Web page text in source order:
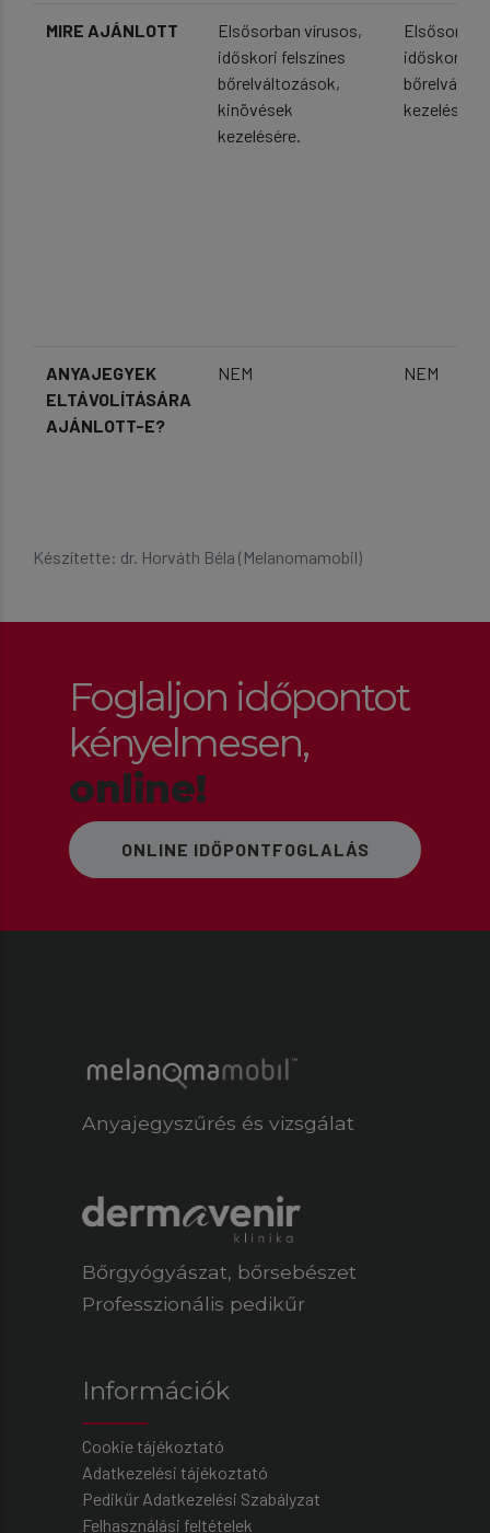
Készítette: dr. Horváth Béla (Melanomamobil)
MIRE AJÁNLOTT
Elsősorban vírusos,
időskori felszínes
bőrelváltozások,
kinövések
kezelésére.
időskori
kezelésére.
ANYAJEGYEK
ELTÁVOLÍTÁSÁRA
AJÁNLOTT-E?
NEM NEM
Foglaljon időpontot
kényelmesen,
online!
ONLINE IDŐPONTFOGLALÁS
Anyajegyszűrés és vizsgálat
Bőrgyógyászat, bőrsebészet
Professzionális pedikűr
Információk
Cookie tájékoztató
Adatkezelési tájékoztató
Pedikűr Adatkezelési Szabályzat
Felhasználási feltételek